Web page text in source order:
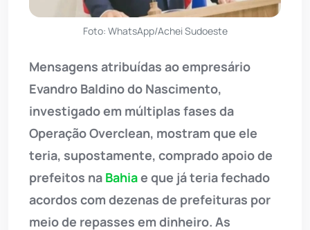
Foto: WhatsApp/Achei Sudoeste
Mensagens atribuídas ao empresário
Evandro Baldino do Nascimento,
investigado em múltiplas fases da
Operação Overclean, mostram que ele
teria, supostamente, comprado apoio de
prefeitos na Bahiae que já teria fechado
acordos com dezenas de prefeituras por
meio de repasses em dinheiro. As